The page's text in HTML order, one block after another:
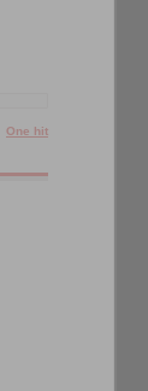
One hit